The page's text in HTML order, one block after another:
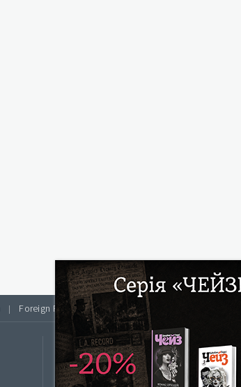
| Foreign Rights |
Інтернет-магазин «Видавництво
46018, м. Тернопіль, А/С 529